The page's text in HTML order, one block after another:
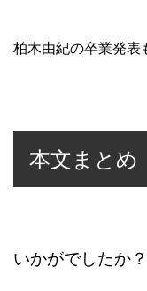
柏木由紀の卒業発表
本文まとめ
いかがでしたか？